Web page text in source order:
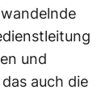
und
auch die